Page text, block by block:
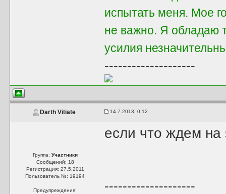
испытать меня. Мое
не важно. Я обладаю
усилия
--------------------
Darth Vitiate 14.7.2013, 0:12
Группа: Участники
Сообщений: 18
Регистрация: 27.5.2011
Пользователь №: 19194
Предупреждения:
если что ждем на
--------------------